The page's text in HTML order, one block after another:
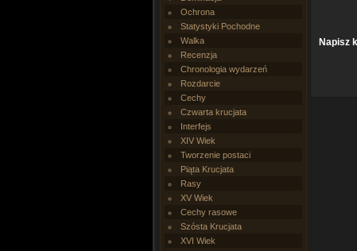
Ochrona
Statystyki Pochodne
Walka
Recenzja
Chronologia wydarzeń
Rozdarcie
Cechy
Czwarta krucjata
Interfejs
XIV Wiek
Tworzenie postaci
Piąta Krucjata
Rasy
XV Wiek
Cechy rasowe
Szósta Krucjata
XVI Wiek
Napisz